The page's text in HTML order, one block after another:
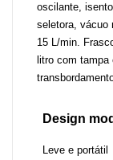
oscilante,
seletora, vácuo
15 L/min.
litro com
Design
Leve e portátil